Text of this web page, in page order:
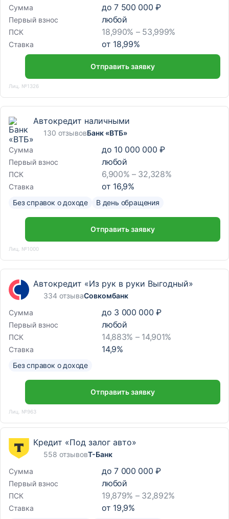
Сумма
до 7 500 000 ₽
Первый взнос любой
ПСК 18,990% – 53,999%
Ставка от 18,99%
Отправить заявку
Лиц. №1326
Автокредит наличными
130 отзывовБанк «ВТБ»
Сумма
до 10 000 000 ₽
Первый взнос любой
ПСК 6,900% – 32,328%
Ставка от 16,9%
Без справок о доходе В день обращения
Отправить заявку
Лиц. №1000
Автокредит «Из рук в руки Выгодный»
334 отзываСовкомбанк
Сумма
до 3 000 000 ₽
Первый взнос любой
ПСК 14,883% – 14,901%
Ставка 14,9%
Без справок о доходе
Отправить заявку
Лиц. №963
Кредит «Под залог авто»
558 отзывовТ-Банк
Сумма
до 7 000 000 ₽
Первый взнос любой
ПСК 19,879% – 32,892%
Ставка от 19,9%